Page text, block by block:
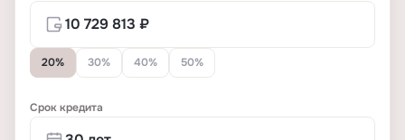
20% 30% 40% 50%
Срок кредита